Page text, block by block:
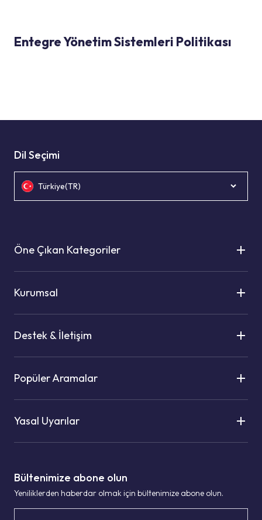
Entegre Yönetim Sistemleri Politikası
Bültenimize abone olun
Yeniliklerden haberdar olmak için bültenimize abone olun.
Dil Seçimi
Türkiye(TR)
Öne Çıkan Kategoriler
Kurumsal
Destek & İletişim
Popüler Aramalar
Yasal Uyarılar